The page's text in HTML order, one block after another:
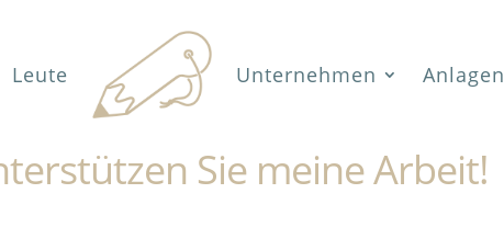
Leute Unternehmen Anlagen
Sie meine Arbeit!